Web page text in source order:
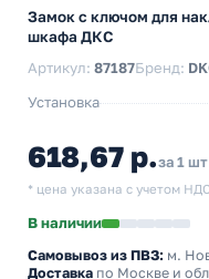
Замок с ключом для
шкафа ДКС
Артикул: 87187Бренд:
Установка
618,67 р.за 1 шт
* цена указана с учетом
В наличии
Самовывоз из ПВЗ: м.
Доставка по Москве и